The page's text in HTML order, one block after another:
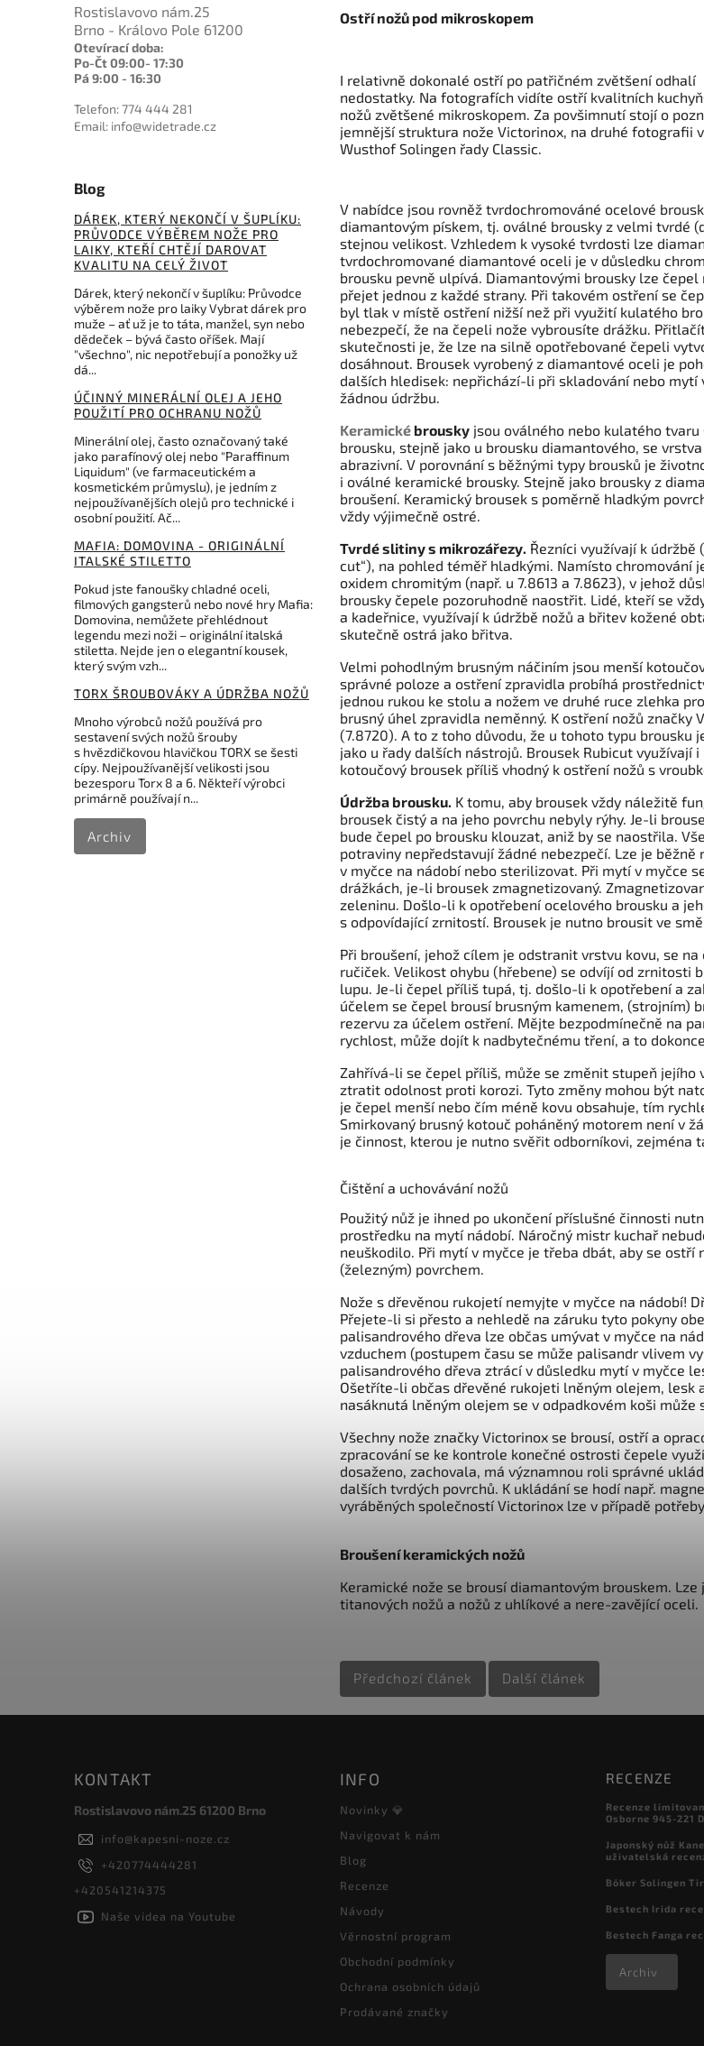
Rostislavovo nám.25
Brno - Královo Pole 61200
Otevírací doba:
Po-Čt 09:00- 17:30
Pá 9:00 - 16:30
Telefon: 774 444 281
Email: info@widetrade.cz
Blog
DÁREK, KTERÝ NEKONČÍ V ŠUPLÍKU:
PRŮVODCE VÝBĚREM NOŽE PRO
LAIKY, KTEŘÍ CHTĚJÍ DAROVAT
KVALITU NA CELÝ ŽIVOT
Dárek, který nekončí v šuplíku: Průvodce
výběrem nože pro laiky Vybrat dárek pro
muže – ať už je to táta, manžel, syn nebo
dědeček – bývá často oříšek. Mají
"všechno", nic nepotřebují a ponožky už
dá...
ÚČINNÝ MINERÁLNÍ OLEJ A JEHO
POUŽITÍ PRO OCHRANU NOŽŮ
Minerální olej, často označovaný také
jako parafínový olej nebo "Paraffinum
Liquidum" (ve farmaceutickém a
kosmetickém průmyslu), je jedním z
nejpoužívanějších olejů pro technické i
osobní použití. Ač...
MAFIA: DOMOVINA - ORIGINÁLNÍ
ITALSKÉ STILETTO
Pokud jste fanoušky chladné oceli,
filmových gangsterů nebo nové hry Mafia:
Domovina, nemůžete přehlédnout
legendu mezi noži – originální italská
stiletta. Nejde jen o elegantní kousek,
který svým vzh...
TORX ŠROUBOVÁKY A ÚDRŽBA NOŽŮ
Mnoho výrobců nožů používá pro
sestavení svých nožů šrouby
s hvězdičkovou hlavičkou TORX se šesti
cípy. Nejpoužívanější velikosti jsou
bezesporu Torx 8 a 6. Někteří výrobci
primárně používají n...
Archiv
Ostří nožů pod mikroskopem
I relativně dokonalé ostří po patřičném zvětšení odhalí
nedostatky. Na fotografích vidíte ostří kvalitních
nožů zvětšené mikroskopem. Za povšimnutí stojí o
jemnější struktura nože Victorinox, na druhé fotografii
Wusthof Solingen řady Classic.
V nabídce jsou rovněž tvrdochromováné ocelové
diamantovým pískem, tj. oválné brousky z velmi tvrdé
stejnou velikost. Vzhledem k vysoké tvrdosti lze
tvrdochromované diamantové oceli je v důsledku
brousku pevně ulpívá. Diamantovými brousky lze
přejet jednou z každé strany. Při takovém ostření se
byl tlak v místě ostření nižší než při využití kulatého
nebezpečí, že na čepeli nože vybrousíte drážku.
skutečnosti je, že lze na silně opotřebované čepeli
dosáhnout. Brousek vyrobený z diamantové oceli je
dalších hledisek: nepřichází-li při skladování nebo
žádnou údržbu.
Keramické brousky jsou oválného nebo kulatého
brousku, stejně jako u brousku diamantového, se
abrazivní. V porovnání s běžnými typy brousků je
i oválné keramické brousky. Stejně jako brousky z
broušení. Keramický brousek s poměrně hladkým
vždy výjimečně ostré.
Tvrdé slitiny s mikrozářezy. Řezníci využívají k
cut“), na pohled téměř hladkými. Namísto chromování
oxidem chromitým (např. u 7.8613 a 7.8623), v jehož
brousky čepele pozoruhodně naostřit. Lidé, kteří se
a kadeřnice, využívají k údržbě nožů a břitev kožené
skutečně ostrá jako břitva.
Velmi pohodlným brusným náčiním jsou menší
správné poloze a ostření zpravidla probíhá
jednou rukou ke stolu a nožem ve druhé ruce zlehka
brusný úhel zpravidla neměnný. K ostření nožů
(7.8720). A to z toho důvodu, že u tohoto typu
jako u řady dalších nástrojů. Brousek Rubicut
kotoučový brousek příliš vhodný k ostření nožů s
Údržba brousku. K tomu, aby brousek vždy náležitě
brousek čistý a na jeho povrchu nebyly rýhy. Je-li
bude čepel po brousku klouzat, aniž by se naostřila.
potraviny nepředstavují žádné nebezpečí. Lze je
v myčce na nádobí nebo sterilizovat. Při mytí v myčce
drážkách, je-li brousek zmagnetizovaný.
zeleninu. Došlo-li k opotřebení ocelového brousku a
s odpovídající zrnitostí. Brousek je nutno brousit ve
Při broušení, jehož cílem je odstranit vrstvu kovu, se
ručiček. Velikost ohybu (hřebene) se odvíjí od zrnitosti
lupu. Je-li čepel příliš tupá, tj. došlo-li k opotřebení a
účelem se čepel brousí brusným kamenem, (strojním)
rezervu za účelem ostření. Mějte bezpodmínečně na
rychlost, může dojít k nadbytečnému tření, a to
Zahřívá-li se čepel příliš, může se změnit stupeň
ztratit odolnost proti korozi. Tyto změny mohou být
je čepel menší nebo čím méně kovu obsahuje, tím
Smirkovaný brusný kotouč poháněný motorem není v
je činnost, kterou je nutno svěřit odborníkovi, zejména
Čištění a uchovávání nožů
Použitý nůž je ihned po ukončení příslušné činnosti
prostředku na mytí nádobí. Náročný mistr kuchař
neuškodilo. Při mytí v myčce je třeba dbát, aby se
(železným) povrchem.
Nože s dřevěnou rukojetí nemyjte v myčce na nádobí!
Přejete-li si přesto a nehledě na záruku tyto pokyny
palisandrového dřeva lze občas umývat v myčce na
vzduchem (postupem času se může palisandr vlivem
palisandrového dřeva ztrácí v důsledku mytí v myčce
Ošetříte-li občas dřevěné rukojeti lněným olejem, lesk
nasáknutá lněným olejem se v odpadkovém koši
Všechny nože značky Victorinox se brousí, ostří a
zpracování se ke kontrole konečné ostrosti čepele
dosaženo, zachovala, má významnou roli správné
dalších tvrdých povrchů. K ukládání se hodí např.
vyráběných společností Victorinox lze v případě
Broušení keramických nožů
Keramické nože se brousí diamantovým brouskem.
titanových nožů a nožů z uhlíkové a nere-zavějící oceli.
Předchozí článek Další článek
KONTAKT
Rostislavovo nám.25 61200 Brno
info@kapesni-noze.cz
+420774444281
+420541214375
Naše videa na Youtube
INFO
Novinky 💎
Navigovat k nám
Blog
Recenze
Návody
Věrnostní program
Obchodní podmínky
Ochrana osobních údajů
Prodávané značky
RECENZE
Recenze
Osborne 945-221
Japonský nůž
uživatelská
Böker Solingen
Bestech Irida
Bestech Fanga
Archiv